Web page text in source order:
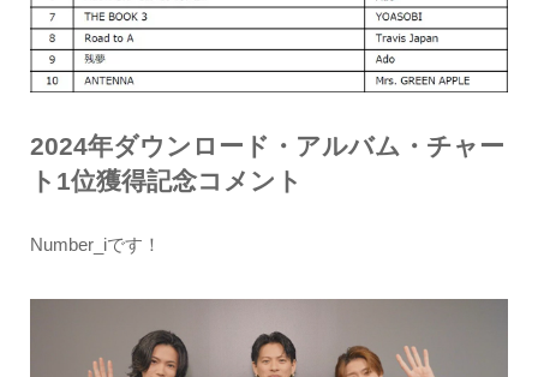
2024年ダウンロード・アルバム・チャー
ト1位獲得記念コメント
Number_iです！